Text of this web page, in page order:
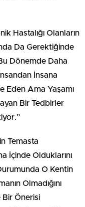
Hastalığı Olanların
Da Gerektiğinde
Dönemde Daha
İnsana
Eden Ama Yaşamı
Bir Tedbirler
Temasta
İçinde Olduklarını
O Kentin
Olmadığını
Bir Önerisi